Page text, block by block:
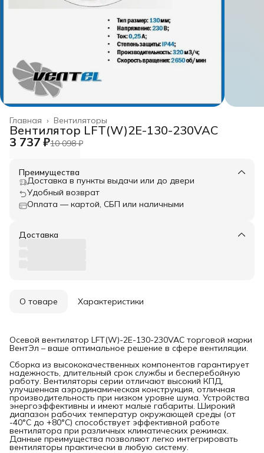
Вентиляторы
Главная ›
Вентилятор LFT(W)2E-130-230VAC
3 737 ₽10 098 ₽
Преимущества
Доставка в пункты выдачи или до двери
Удобный возврат
Оплата — картой, СБП или наличными
Доставка
О товаре Характеристики
Осевой вентилятор LFT(W)-2E-130-230VAC торговой марки
ВентЭл – ваше оптимальное решение в сфере вентиляции.
Сборка из высококачественных компонентов гарантирует
надежность, длительный срок службы и бесперебойную
работу. Вентиляторы серии отличают высокий КПД,
улучшенная аэродинамическая конструкция, отличная
производительность при низком уровне шума. Устройства
энергоэффективны и имеют малые габариты. Широкий
диапазон рабочих температур окружающей среды (от
-40°С до +80°С) способствует эффективной работе
вентилятора при различных климатических режимах.
Данные преимущества позволяют легко интегрировать
вентиляторы практически в любую систему.